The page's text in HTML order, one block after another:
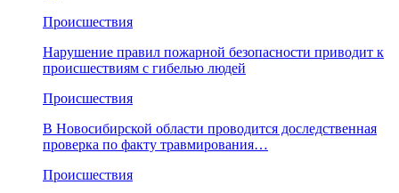
Происшествия
Нарушение правил пожарной безопасности приводит к
происшествиям с гибелью людей
Происшествия
В Новосибирской области проводится доследственная
проверка по факту травмирования…
Происшествия